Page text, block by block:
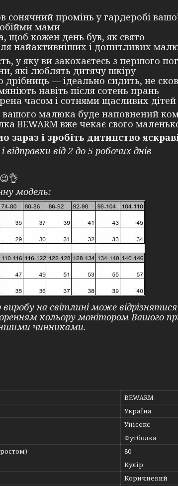
сонячний промінь у гардеробі
обійми мами
щоб кожен день був, як свято
найактивніших і допитливих
у яку ви закохаєтесь з першого
які люблять дитячу шкіру
— ідеально сидить, не
навіть після сотень прань
часом і сотнями щасливих дітей
малюка буде наповнений
BEWARM вже чекає свого
зараз і зробіть дитинство
відправки від 2 до 5 робочих днів
😉👌
модель:
виробу на світлині може відрізнятися
кольору монітором Вашого
чинниками.
BEWARM
Україна
Унісекс
Футболка
80
Кулір
Коричневий